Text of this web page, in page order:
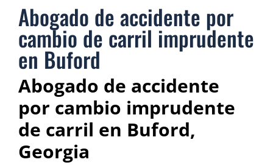
Abogado de accidente por
cambio de carril imprudente
en Buford
Abogado de accidente
por cambio imprudente
de carril en Buford,
Georgia